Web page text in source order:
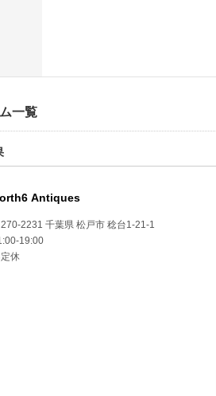
一覧
Antiques
2231 千葉県 松戸市 稔台1-21-1
19:00
休